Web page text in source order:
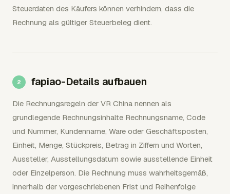
Steuerdaten des Käufers können verhindern, dass die
Rechnung als gültiger Steuerbeleg dient.
fapiao-Details aufbauen
Die Rechnungsregeln der VR China nennen als
grundlegende Rechnungsinhalte Rechnungsname, Code
und Nummer, Kundenname, Ware oder Geschäftsposten,
Einheit, Menge, Stückpreis, Betrag in Ziffern und Worten,
Aussteller, Ausstellungsdatum sowie ausstellende Einheit
oder Einzelperson. Die Rechnung muss wahrheitsgemäß,
innerhalb der vorgeschriebenen Frist und Reihenfolge